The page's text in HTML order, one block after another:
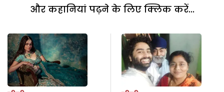
और कहानियां पढ़ने के लिए क्लिक करें...